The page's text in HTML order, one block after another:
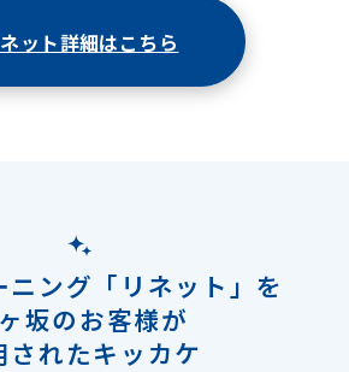
ット詳細はこちら
ニング「リネット」を
坂のお客様が
されたキッカケ